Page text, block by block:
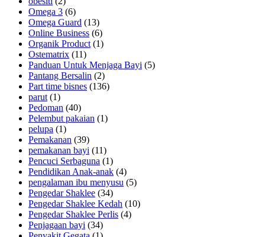
Omega 3 (6)
Omega Guard (13)
Online Business (6)
Organik Product (1)
Ostematrix (11)
Panduan Untuk Menjaga Bayi (5)
Pantang Bersalin (2)
Part time bisnes (136)
parut (1)
Pedoman (40)
Pelembut pakaian (1)
pelupa (1)
Pemakanan (39)
pemakanan bayi (11)
Pencuci Serbaguna (1)
Pendidikan Anak-anak (4)
pengalaman ibu menyusu (5)
Pengedar Shaklee (34)
Pengedar Shaklee Kedah (10)
Pengedar Shaklee Perlis (4)
Penjagaan bayi (34)